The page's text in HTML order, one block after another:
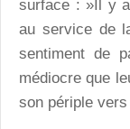
surface : »Il y
au service de
sentiment de
médiocre que
son périple